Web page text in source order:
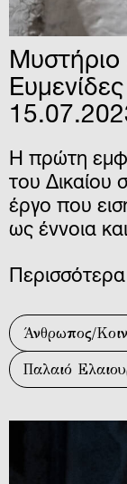
Μυστήριο
Ευμενίδες
H πρώτη
του Δικαίου
έργο που
ως έννοια
Περισσότερα
Άνθρωπος/
Παλαιό